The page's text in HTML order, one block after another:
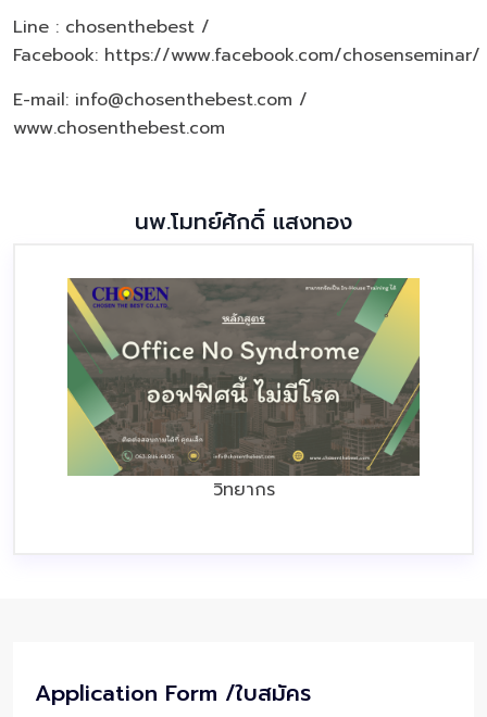
Line : chosenthebest /
Facebook: https://www.facebook.com/chosenseminar/
E-mail: info@chosenthebest.com /
www.chosenthebest.com
นพ.โมทย์ศักดิ์ แสงทอง
วิทยากร
Application Form /ใบสมัคร